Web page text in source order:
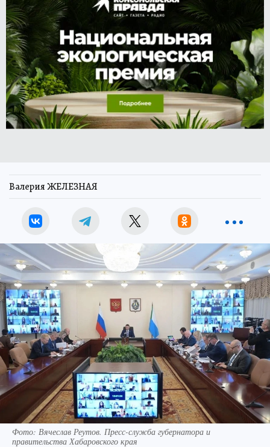
Валерия ЖЕЛЕЗНАЯ
Фото: Вячеслав Реутов. Пресс-служба губернатора и
правительства Хабаровского края